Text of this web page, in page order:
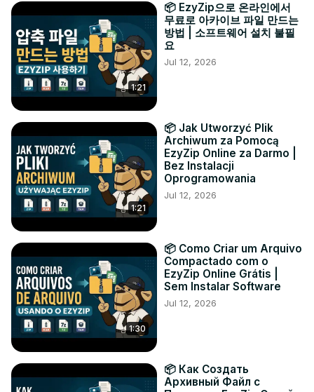
1:21
📦 EzyZip으로 온라인에서
무료로 아카이브 파일 만드는
방법 | 소프트웨어 설치 불필
요
Jul 12, 2026
1:21
📦 Jak Utworzyć Plik
Archiwum za Pomocą
EzyZip Online za Darmo |
Bez Instalacji
Oprogramowania
Jul 12, 2026
1:30
📦 Como Criar um Arquivo
Compactado com o
EzyZip Online Grátis |
Sem Instalar Software
Jul 12, 2026
📦 Как Создать
Архивный Файл с